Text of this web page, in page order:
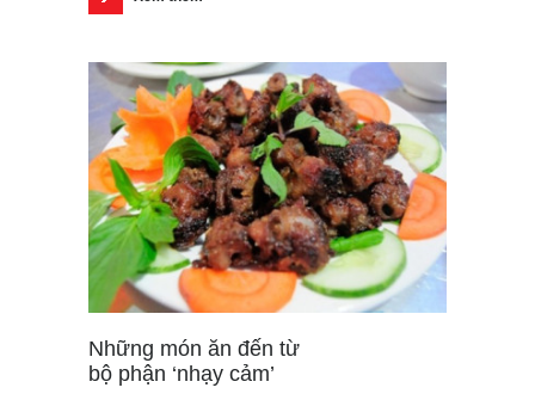
Những món ăn đến từ
bộ phận ‘nhạy cảm’